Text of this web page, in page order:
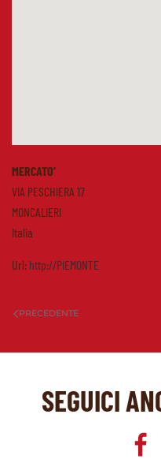
MERCATO’
VIA PESCHIERA 17
MONCALIERI
Italia
Url: http://PIEMONTE
PRECEDENTE
SEGUICI